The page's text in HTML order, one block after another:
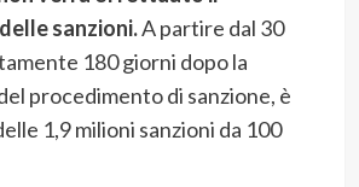
sanzioni.A partire dal 30
180 giorni dopo la
procedimento di sanzione, è
1,9 milioni sanzioni da 100